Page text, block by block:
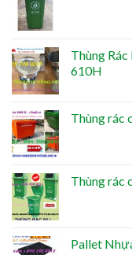
Thùng
610H
Thùng rác
Thùng rác
Pallet